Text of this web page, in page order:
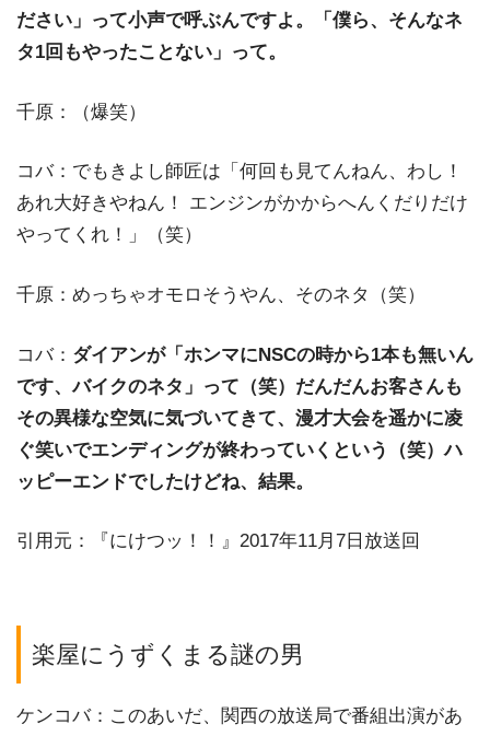
ださい」って小声で呼ぶんですよ。「僕ら、そんなネ
タ1回もやったことない」って。
千原：（爆笑）
コバ：でもきよし師匠は「何回も見てんねん、わし！
あれ大好きやねん！ エンジンがかからへんくだりだけ
やってくれ！」（笑）
千原：めっちゃオモロそうやん、そのネタ（笑）
コバ： ダイアンが「ホンマにNSCの時から1本も無いん
です、バイクのネタ」って（笑）だんだんお客さんも
その異様な空気に気づいてきて、漫才大会を遥かに凌
ぐ笑いでエンディングが終わっていくという（笑）ハ
ッピーエンドでしたけどね、結果。
引用元：『にけつッ！！』2017年11月7日放送回
楽屋にうずくまる謎の男
ケンコバ：このあいだ、関西の放送局で番組出演があ